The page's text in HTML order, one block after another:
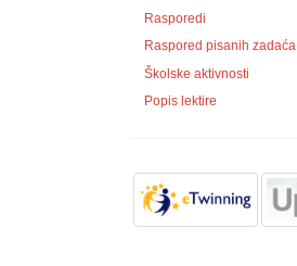
Rasporedi
Raspored pisanih zadaća
Školske aktivnosti
Popis lektire